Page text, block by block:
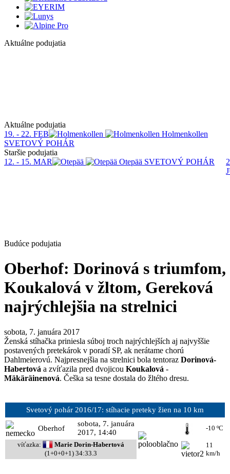
Aktuálne podujatia
Aktuálne podujatia
19. - 22. FEB
Holmenkollen
SVETOVÝ POHÁR
Staršie podujatia
12. - 15. MAR
Otepää SVETOVÝ POHÁR
Budúce podujatia
Oberhof: Dorinová s triumfom,
Koukalová v žltom, Gereková
najrýchlejšia na strelnici
sobota, 7. januára 2017
Ženská stíhačka priniesla súboj troch najrýchlejších aj najvyššie
postavených pretekárok v poradí SP, ak nerátame chorú
Dahlmeierovú. Najpresnejšia na strelnici bola tentoraz Dorinová-
Habertová a zvíťazila pred dvojicou Koukalová -
Mäkäräinenová. Češka sa tesne dostala do žltého dresu.
Svetový pohár 2016/17: stíhacie preteky žien na 10 km
Oberhof
sobota, 7. januára
2017, 14:40
-10 ºC
víťazka:
Marie Dorin-Habertová
(1+0+0+1) 34:33.3
11
km/h